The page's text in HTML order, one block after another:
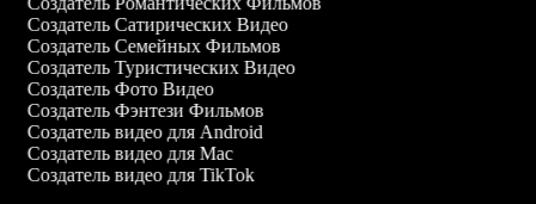
Создатель Сатирических Видео
Создатель Семейных Фильмов
Создатель Туристических Видео
Создатель Фото Видео
Создатель Фэнтези Фильмов
Создатель видео для Android
Создатель видео для Mac
Создатель видео для TikTok